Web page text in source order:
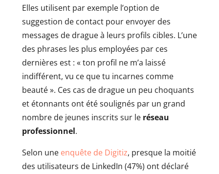
Elles utilisent par exemple l’option de
suggestion de contact pour envoyer des
messages de drague à leurs profils cibles. L’une
des phrases les plus employées par ces
dernières est : « ton profil ne m’a laissé
indifférent, vu ce que tu incarnes comme
beauté ». Ces cas de drague un peu choquants
et étonnants ont été soulignés par un grand
nombre de jeunes inscrits sur le réseau
professionnel.
Selon une enquête de Digitiz, presque la moitié
des utilisateurs de LinkedIn (47%) ont déclaré